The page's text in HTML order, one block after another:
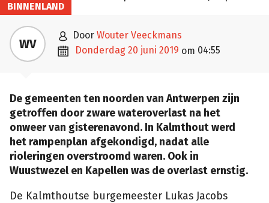
BINNENLAND
WV  door Wouter Veeckmans
 donderdag 20 juni 2019 om 04:55
De gemeenten ten noorden van Antwerpen zijn
getroffen door zware wateroverlast na het
onweer van gisterenavond. In Kalmthout werd
het rampenplan afgekondigd, nadat alle
rioleringen overstroomd waren. Ook in
Wuustwezel en Kapellen was de overlast ernstig.
De Kalmthoutse burgemeester Lukas Jacobs